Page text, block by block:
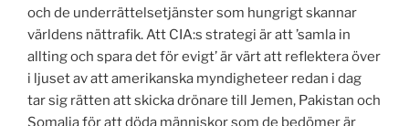
och de underrättelsetjänster som hungrigt skannar
världens nättrafik. Att CIA:s strategi är att ’samla in
allting och spara det för evigt’ är värt att reflektera över
i ljuset av att amerikanska myndigheteer redan i dag
tar sig rätten att skicka drönare till Jemen, Pakistan och
Somalia för att döda människor som de bedömer är